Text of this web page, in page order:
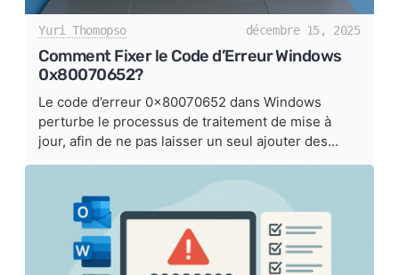
Yuri Thomopso décembre 15, 2025
Comment Fixer le Code d’Erreur Windows
0x80070652?
Le code d’erreur 0x80070652 dans Windows
perturbe le processus de traitement de mise à
jour, afin de ne pas laisser un seul ajouter des...